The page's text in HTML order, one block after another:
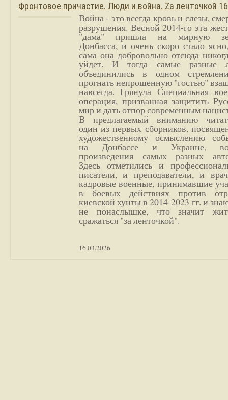
Фронтовое причастие. Люди и война. Zа ленточкой
Война - это всегда кровь и слезы,
разрушения. Весной 2014-го эта
"дама" пришла на мирную
Донбасса, и очень скоро стало
сама она добровольно отсюда
уйдет. И тогда самые разные
объединились в одном
прогнать непрошенную "гостью"
навсегда. Грянула Специальная
операция, призванная защитить
мир и дать отпор современным
В предлагаемый вниманию
один из первых сборников,
художественному осмыслению
на Донбассе и Украине,
произведения самых разных
Здесь отметились и
писатели, и преподаватели, и
кадровые военные, принимавшие
в боевых действиях против
киевской хунты в 2014-2023 гг. и
не понаслышке, что значит
сражаться "за ленточкой".
16.03.2026